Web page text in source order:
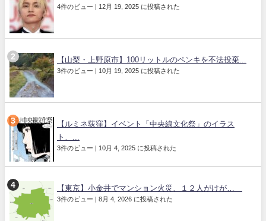
4件のビュー | 12月 19, 2025 に投稿された
【山梨・上野原市】100リットルのペンキを不法投棄...
3件のビュー | 10月 19, 2025 に投稿された
【ルミネ荻窪】イベント「中央線文化祭」のイラス
ト、...
3件のビュー | 10月 4, 2025 に投稿された
【東京】小金井でマンション火災、１２人がけが…
3件のビュー | 8月 4, 2026 に投稿された